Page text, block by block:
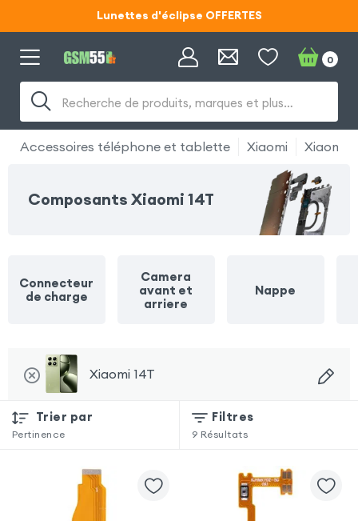
Lunettes d'éclipse OFFERTES
Code ECLIPSE55
Code ECLIPSE55
Recherche de produits, marques et plus…
0
Accessoires téléphone et tablette Xiaomi Xiaomi
Composants Xiaomi 14T
Connecteur
de charge
Camera
avant et
arriere
Nappe
Xiaomi 14T
Trier par
Pertinence
Filtres
9 Résultats